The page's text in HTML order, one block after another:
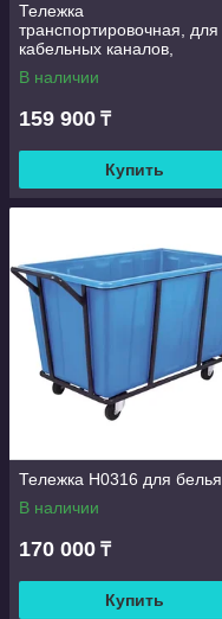
Тележка
транспортировочная, для
кабельных каналов,
металлическая,
1200x700x1000мм
В наличии
159 900 ₸
Купить
Тележка H0316 для белья
В наличии
170 000 ₸
Купить